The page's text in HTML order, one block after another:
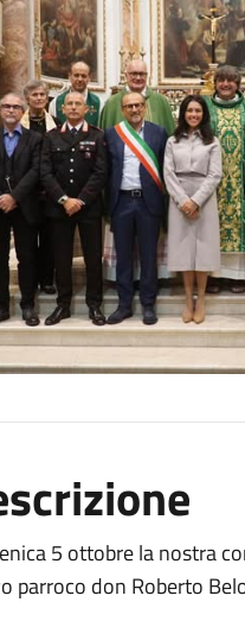
5 ottobre la nostra
parroco don Roberto